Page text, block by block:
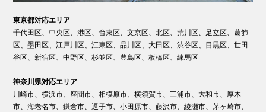
東京都対応エリア
千代田区、中央区、港区、台東区、文京区、北区、荒川区、足立区、葛飾
区、墨田区、江戸川区、江東区、品川区、大田区、渋谷区、目黒区、世田
谷区、新宿区、中野区、杉並区、豊島区、板橋区、練馬区
神奈川県対応エリア
川崎市、横浜市、座間市、相模原市、横須賀市、三浦市、大和市、厚木
市、海老名市、鎌倉市、逗子市、小田原市、藤沢市、綾瀬市、茅ヶ崎市、